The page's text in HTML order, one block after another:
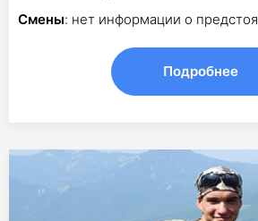
Смены: нет информации о
Подробнее